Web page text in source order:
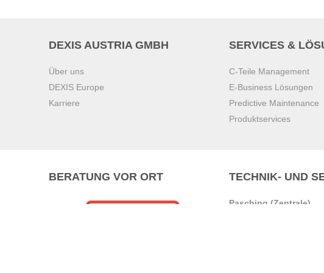
DEXIS AUSTRIA GMBH
Über uns
DEXIS Europe
Karriere
SERVICES &
C-Teile Management
E-Business Lösungen
Predictive Maintenance
Produktservices
BERATUNG VOR ORT TECHNIK- UND
Pasching (Zentrale)